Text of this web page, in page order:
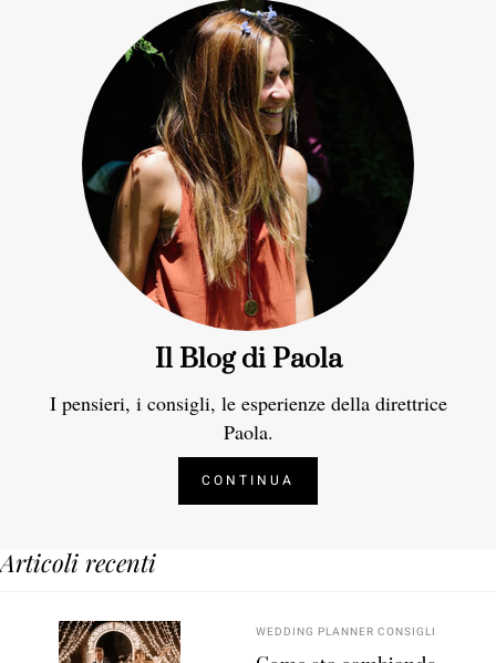
Il Blog di Paola
I pensieri, i consigli, le esperienze della direttrice
Paola.
CONTINUA
Articoli recenti
WEDDING PLANNER CONSIGLI